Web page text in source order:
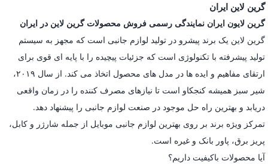
گرین لاین ایران
گرین لایون ایران نمایندگی رسمی فروش محصولات گرین لاین در ایران
گرین لاین یک برند پیشرو در تولید لوازم جانبی است که مجهز به سیستم
تولید پیشرفته با تکنولوژی است که جزئیات پیچیده را با پایه ای قوی برای
ارتقای مفاهیم و ایده ها در مدل های محصول اتخاذ می کند. از سال ۲۰۱۹،
شیر سبز همیشه کنجکاو است تا نیازهای مصرف کننده را در زمان واقعی
دریابد و بهترین راه حل موجود در صنعت لوازم جانبی را پیشنهاد دهد.
تمرکز ویژه برند بر روی بهترین لوازم جانبی موبایل از جمله شارژر و کابل،
پریز برق، پاور بانک و غیره است.
آیا محصولات باکیفیت داریم؟